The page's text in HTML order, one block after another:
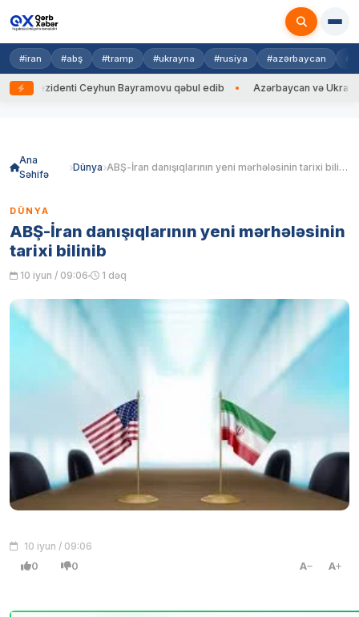
#iran #abş #tramp #ukrayna #rusiya #azərbaycan
Ceyhun Bayramovu qəbul edib Azərbaycan və Ukrayna XİN
Ana
Səhifə
Dünya ABŞ-İran danışıqlarının yeni mərhələsinin tarixi bilinib
DÜNYA
ABŞ-İran danışıqlarının yeni mərhələsinin
tarixi bilinib
10 iyun / 09:06 1 dəq
10 iyun / 09:06
0 0 A A